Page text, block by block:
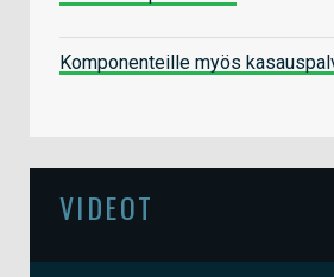
Komponenteille myös
VIDEOT